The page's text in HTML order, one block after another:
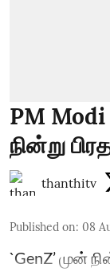
PM Modi
நின்று
thanthitv
Published on: 08
`GenZ’ முன்